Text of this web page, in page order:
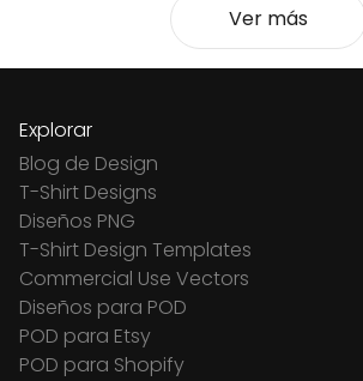
Ver más
Explorar
Blog de Design
T-Shirt Designs
Diseños PNG
T-Shirt Design Templates
Commercial Use Vectors
Diseños para POD
POD para Etsy
POD para Shopify